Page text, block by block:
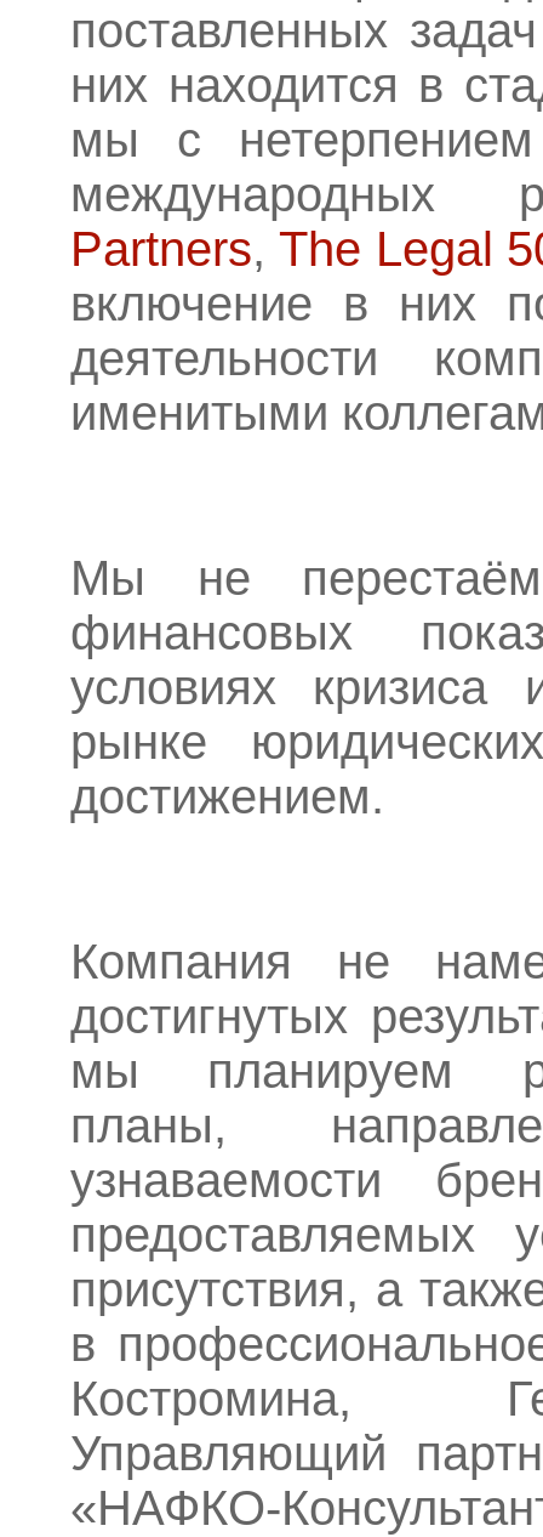
поставленных
них находится в
мы с
международных
Partners,The Legal
включение в них
деятельности
именитыми
Мы не перестаём
финансовых
условиях кризиса
рынке
достижением.
Компания не
достигнутых
мы планируем
планы,
узнаваемости
предоставляемых
присутствия, а
в
Костромина,
Управляющий
«НАФКО-